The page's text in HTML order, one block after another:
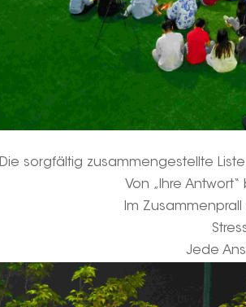
Die sorgfältig zusammengestellte
Von „Ihre
Im Zusammenprall
Jede